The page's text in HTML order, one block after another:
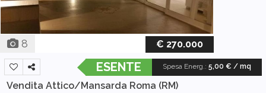
8 € 270.000
Spesa Energ.: 5,00 € / mq
ESENTE
Vendita Attico/Mansarda Roma (RM)